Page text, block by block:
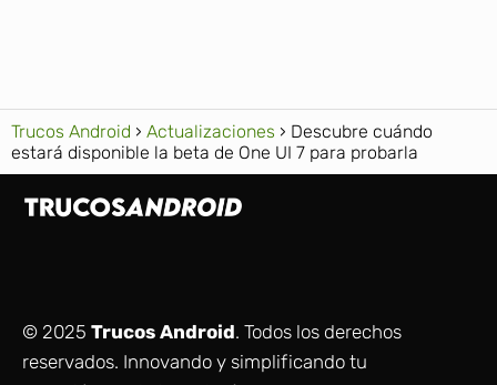
Trucos Android Actualizaciones
Descubre cuándo
estará disponible la beta de One UI 7 para probarla
© 2025 Trucos Android. Todos los derechos
reservados. Innovando y simplificando tu